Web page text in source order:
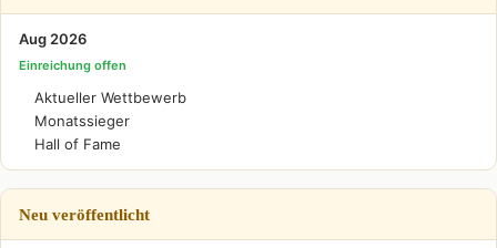
Aug 2026
Einreichung offen
Aktueller Wettbewerb
Monatssieger
Hall of Fame
Neu veröffentlicht